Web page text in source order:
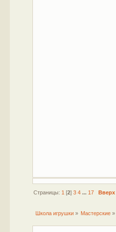
Страницы: 1[2] 3 4 ... 17 Вверх
Школа игрушки» Мастерские »